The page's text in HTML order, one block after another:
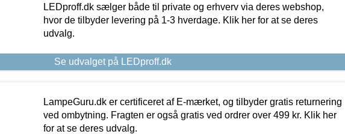
LEDproff.dk sælger både til private og erhverv via deres webshop,
hvor de tilbyder levering på 1-3 hverdage. Klik her for at se deres
udvalg.
Se udvalget på LEDproff.dk
LampeGuru.dk er certificeret af E-mærket, og tilbyder gratis returnering
ved ombytning. Fragten er også gratis ved ordrer over 499 kr. Klik her
for at se deres udvalg.